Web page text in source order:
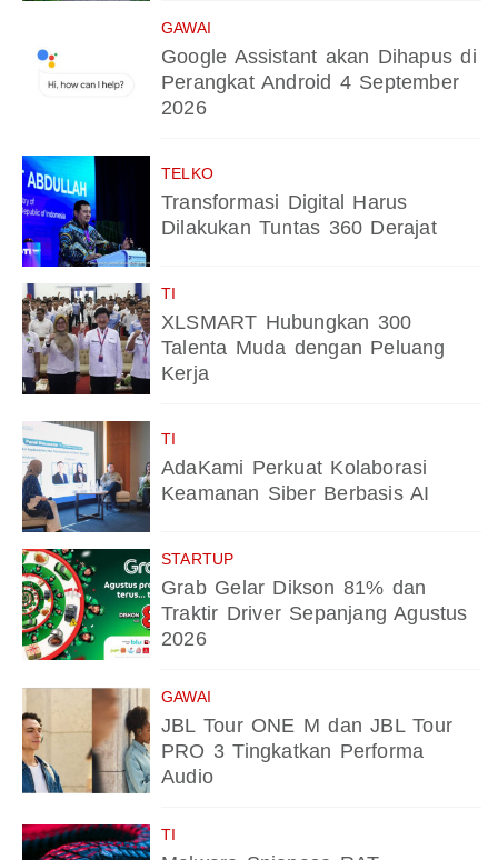
GAWAI
Google Assistant akan Dihapus di
Perangkat Android 4 September
2026
TELKO
Transformasi Digital Harus
Dilakukan Tuntas 360 Derajat
TI
XLSMART Hubungkan 300
Talenta Muda dengan Peluang
Kerja
TI
AdaKami Perkuat Kolaborasi
Keamanan Siber Berbasis AI
STARTUP
Grab Gelar Dikson 81% dan
Traktir Driver Sepanjang Agustus
2026
GAWAI
JBL Tour ONE M dan JBL Tour
PRO 3 Tingkatkan Performa
Audio
TI